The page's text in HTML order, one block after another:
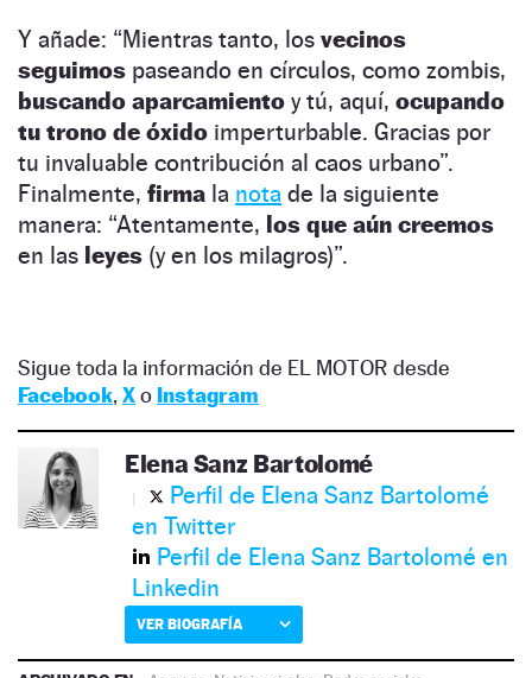
Y añade: “Mientras tanto, los vecinos
seguimos paseando en círculos, como zombis,
buscando aparcamiento y tú, aquí, ocupando
tu trono de óxido imperturbable. Gracias por
tu invaluable contribución al caos urbano”.
Finalmente, firma la nota de la siguiente
manera: “Atentamente, los que aún creemos
en las leyes (y en los milagros)”.
Sigue toda la información de EL MOTOR desde
Facebook, Xo Instagram
Elena Sanz Bartolomé
Perfil de Elena Sanz Bartolomé
en Twitter
Perfil de Elena Sanz Bartolomé en
Linkedin
VER BIOGRAFÍA